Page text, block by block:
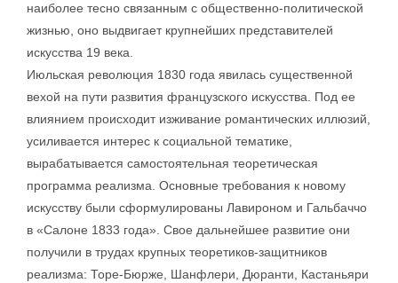
наиболее тесно связанным с общественно-политической
жизнью, оно выдвигает крупнейших представителей
искусства 19 века.
Июльская революция 1830 года явилась существенной
вехой на пути развития французского искусства. Под ее
влиянием происходит изживание романтических иллюзий,
усиливается интерес к социальной тематике,
вырабатывается самостоятельная теоретическая
программа реализма. Основные требования к новому
искусству были сформулированы Лавироном и Гальбаччо
в «Салоне 1833 года». Свое дальнейшее развитие они
получили в трудах крупных теоретиков-защитников
реализма: Торе-Бюрже, Шанфлери, Дюранти, Кастаньяри